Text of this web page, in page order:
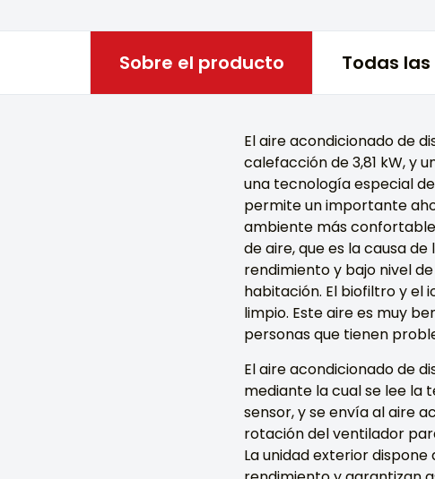
Sobre el producto Todas
El aire acondicionado de
calefacción de 3,81 kW, y
una tecnología especial
permite un importante
ambiente más
de aire, que es la causa
rendimiento y bajo nivel
habitación. El biofiltro y el
limpio. Este aire es muy
personas que tienen
El aire acondicionado de
mediante la cual se lee la
sensor, y se envía al aire
rotación del ventilador
La unidad exterior